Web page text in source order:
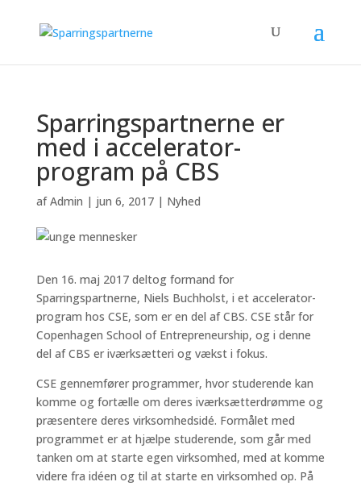
Sparringspartnerne er
med i accelerator-
program på CBS
afAdmin | jun 6, 2017| Nyhed
Den 16. maj 2017 deltog formand for
Sparringspartnerne, Niels Buchholst, i et accelerator-
program hos CSE, som er en del af CBS. CSE står for
Copenhagen School of Entrepreneurship, og i denne
del af CBS er iværksætteri og vækst i fokus.
CSE gennemfører programmer, hvor studerende kan
komme og fortælle om deres iværksætterdrømme og
præsentere deres virksomhedsidé. Formålet med
programmet er at hjælpe studerende, som går med
tanken om at starte egen virksomhed, med at komme
videre fra idéen og til at starte en virksomhed op. På